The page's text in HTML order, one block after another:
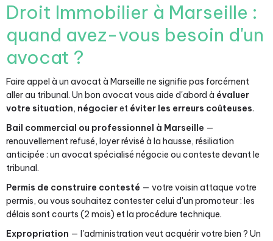
Droit Immobilier à Marseille :
quand avez-vous besoin d'un
avocat ?
Faire appel à un avocat à Marseille ne signifie pas forcément
aller au tribunal. Un bon avocat vous aide d'abord à évaluer
votre situation, négocieret éviter les erreurs coûteuses.
Bail commercial ou professionnel à Marseille —
renouvellement refusé, loyer révisé à la hausse, résiliation
anticipée : un avocat spécialisé négocie ou conteste devant le
tribunal.
Permis de construire contesté — votre voisin attaque votre
permis, ou vous souhaitez contester celui d'un promoteur : les
délais sont courts (2 mois) et la procédure technique.
Expropriation — l'administration veut acquérir votre bien ? Un